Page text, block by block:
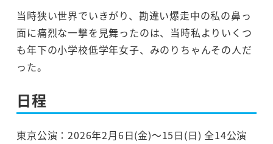
当時狭い世界でいきがり、勘違い爆走中の私の鼻っ
面に痛烈な一撃を見舞ったのは、当時私よりいくつ
も年下の小学校低学年女子、みのりちゃんその人だ
った。
日程
東京公演：2026年2月6日(金)～15日(日) 全14公演